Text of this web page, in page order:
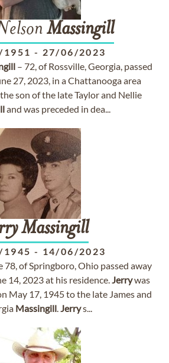
Massingill
- 27/06/2023
– 72, of Rossville, Georgia, passed
27, 2023, in a Chattanooga area
son of the late Taylor and Nellie
and was preceded in dea...
Massingill
- 14/06/2023
78, of Springboro, Ohio passed away
14, 2023 at his residence.Jerrywas
May 17, 1945 to the late James and
Massingill.Jerrys...